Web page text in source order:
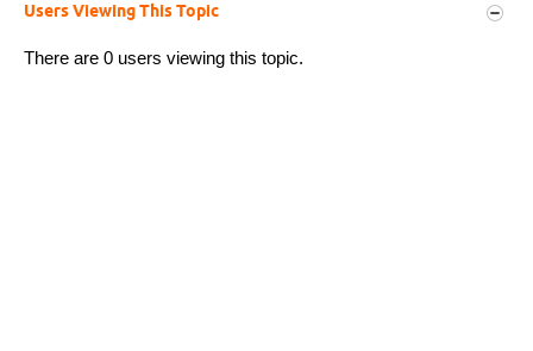
Users Viewing This Topic
There are 0 users viewing this topic.